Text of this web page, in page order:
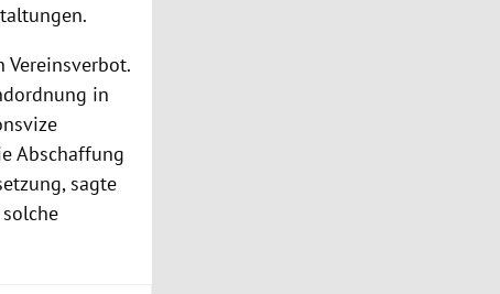
in
Abschaffung
sagte